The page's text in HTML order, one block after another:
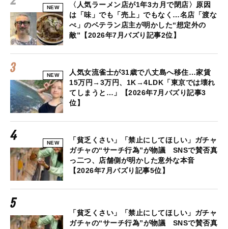
NEW
〈人気ラーメン店が1年3カ月で閉店〉原因
は「味」でも「売上」でもなく…名店「渡な
べ」のベテラン店主が明かした“想定外の
敵”【2026年7月バズり記事2位】
NEW
人気女流雀士が31歳で八丈島へ移住…家賃
15万円→3万円、1K→4LDK「東京では壊れ
てしまうと…」【2026年7月バズり記事3
位】
NEW
「貧乏くさい」「禁止にしてほしい」ガチャ
ガチャの“サーチ行為”が物議 SNSで賛否真
っ二つ、店舗側が明かした意外な本音
【2026年7月バズり記事5位】
「貧乏くさい」「禁止にしてほしい」ガチャ
ガチャの“サーチ行為”が物議 SNSで賛否真